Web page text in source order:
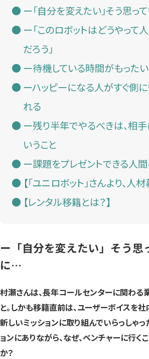
ー「自分を変えたい」そう思
ー「このロボットはどうやって
だろう」
ー待機している時間がもった
ーハッピーになる人がすぐ側に
れる
ー残り半年でやるべきは、相
いうこと
ー課題をプレゼントできる人
【「ユニロボット」さんより、人
【レンタル移籍とは？】
ー「自分を変えたい」そう思
に…
村瀬さんは、長年コールセンターに関わる
と。しかも移籍直前は、ユーザーボイスを社
新しいミッションに取り組んでいらっしゃ
ョンにありながら、なぜ、ベンチャーに行く
か？